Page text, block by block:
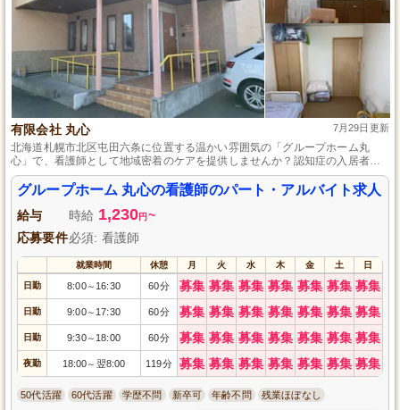
有限会社 丸心 7月29日更新
北海道札幌市北区屯田六条に位置する温かい雰囲気の「グループホーム丸
心」で、看護師として地域密着のケアを提供しませんか？認知症の入居者様
一人ひとりに寄り添い、心温まるケアを追求する職場です。パート・アルバ
イトで柔軟に働きながら、入居者様の笑顔を支えるやりがいを感じられま
す。あなたの経験と資格を活かし、共に素敵な笑顔を創りましょう。
グループホーム 丸心の看護師のパート・アルバイト求人
給与 時給 1,230円 ~
応募要件必須: 看護師
就業時間 休憩 月 火 水 木 金 土 日
日勤 8:00～ 16:30 60分 募集 募集 募集 募集 募集 募集 募集
日勤 9:00～ 17:30 60分 募集 募集 募集 募集 募集 募集 募集
日勤 9:30～ 18:00 60分 募集 募集 募集 募集 募集 募集 募集
夜勤 18:00～ 翌8:00 119分 募集 募集 募集 募集 募集 募集 募集
50代活躍 60代活躍 学歴不問 新卒可 年齢不問 残業ほぼなし